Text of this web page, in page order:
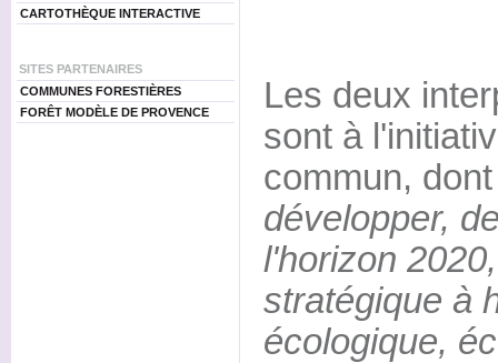
CARTOTHÈQUE INTERACTIVE
SITES PARTENAIRES
COMMUNES FORESTIÈRES
FORÊT MODÈLE DE PROVENCE
Les deux
sont à
commun,
développer,
l'horizon
stratégique à
écologique,